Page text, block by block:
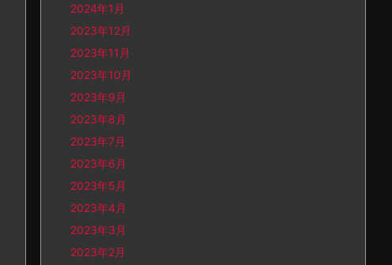
2024年1月
2023年12月
2023年11月
2023年10月
2023年9月
2023年8月
2023年7月
2023年6月
2023年5月
2023年4月
2023年3月
2023年2月